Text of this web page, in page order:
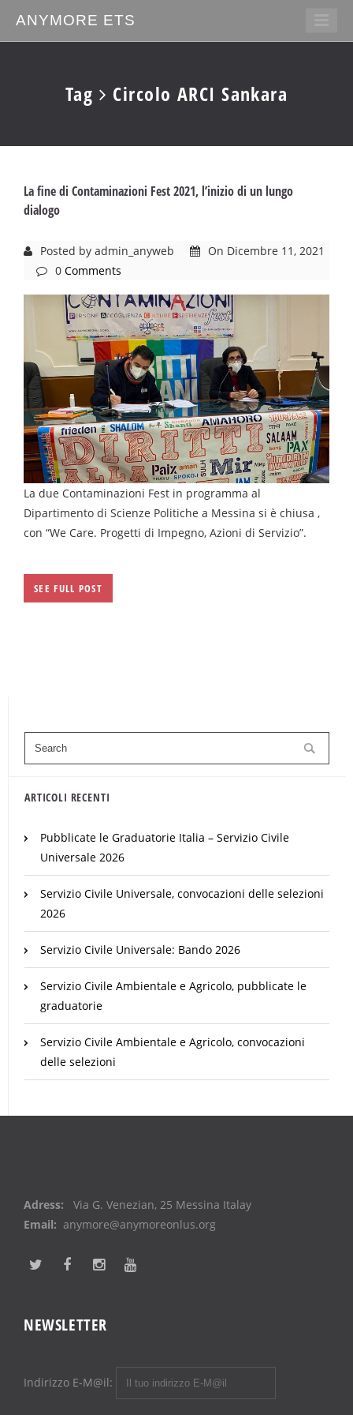
ANYMORE ETS
Tag Circolo ARCI Sankara
La fine di Contaminazioni Fest 2021, l’inizio di un lungo
dialogo
Posted by admin_anyweb
On Dicembre 11, 2021
0 Comments
La due Contaminazioni Fest in programma al
Dipartimento di Scienze Politiche a Messina si è chiusa ,
con “We Care. Progetti di Impegno, Azioni di Servizio”.
SEE FULL POST
ARTICOLI RECENTI
Pubblicate le Graduatorie Italia – Servizio Civile
Universale 2026
Servizio Civile Universale, convocazioni delle selezioni
2026
Servizio Civile Universale: Bando 2026
Servizio Civile Ambientale e Agricolo, pubblicate le
graduatorie
Servizio Civile Ambientale e Agricolo, convocazioni
delle selezioni
Adress: Via G. Venezian, 25 Messina Italay
Email: anymore@anymoreonlus.org
NEWSLETTER
Indirizzo E-M@il: